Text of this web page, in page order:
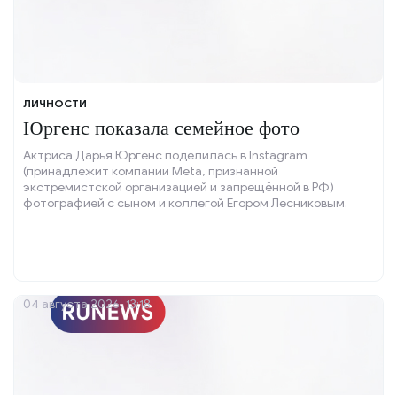
ЛИЧНОСТИ
Юргенс показала семейное фото
Актриса Дарья Юргенс поделилась в Instagram
(принадлежит компании Meta, признанной
экстремистской организацией и запрещённой в РФ)
фотографией с сыном и коллегой Егором Лесниковым.
04 августа 2026, 13:18